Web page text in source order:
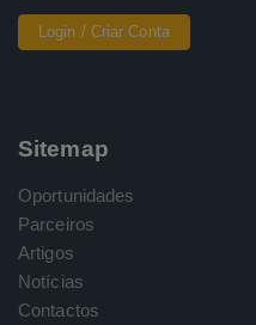
Login / Criar Conta
Sitemap
Oportunidades
Parceiros
Artigos
Notícias
Contactos